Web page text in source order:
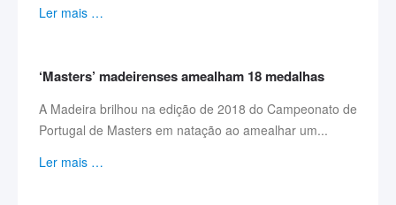
Ler mais …
‘Masters’ madeirenses amealham 18 medalhas
A Madeira brilhou na edição de 2018 do Campeonato de
Portugal de Masters em natação ao amealhar um...
Ler mais …